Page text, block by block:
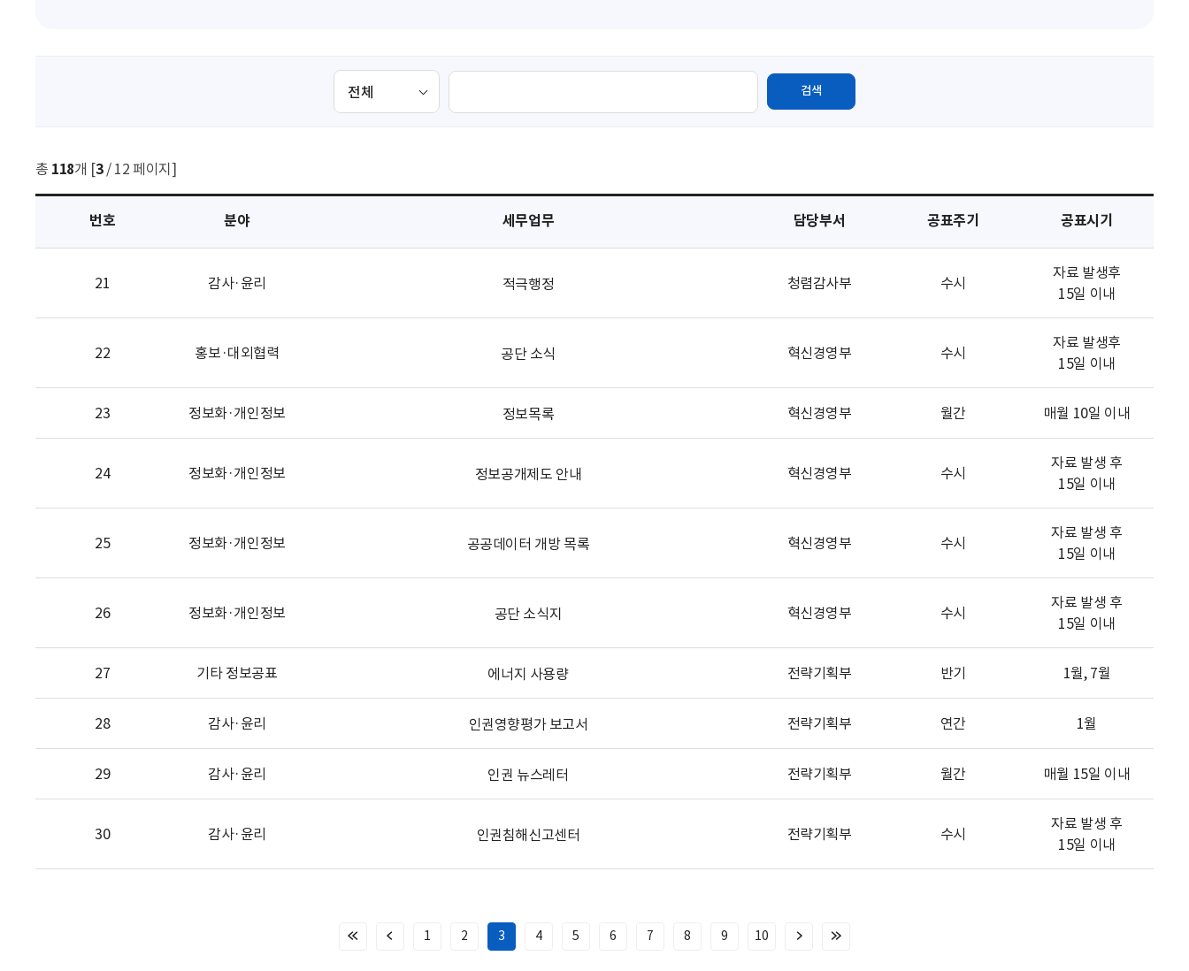
검
검색
총 118개 [3/ 12 페이지]
번호 분야 세무업무 담당부서 공표주기 공표시기
21 감사·윤리 적극행정 청렴감사부 수시
자료 발생후
15일 이내
22 홍보·대외협력 공단 소식 혁신경영부 수시
자료 발생후
15일 이내
23 정보화·개인정보 정보목록 혁신경영부 월간 매월 10일 이내
24 정보화·개인정보 정보공개제도 안내 혁신경영부 수시
자료 발생 후
15일 이내
25 정보화·개인정보 공공데이터 개방 목록 혁신경영부 수시
자료 발생 후
15일 이내
26 정보화·개인정보 공단 소식지 혁신경영부 수시
자료 발생 후
15일 이내
27 기타 정보공표 에너지 사용량 전략기획부 반기 1월, 7월
28 감사·윤리 인권영향평가 보고서 전략기획부 연간 1월
29 감사·윤리 인권 뉴스레터 전략기획부 월간 매월 15일 이내
30 감사·윤리 인권침해신고센터 전략기획부 수시
자료 발생 후
15일 이내
처
이
1 2 3 4 5 6 7 8 9 10
다
마